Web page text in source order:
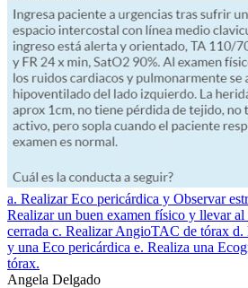
a. Realizar Eco pericárdica y Observar
Realizar un buen examen físico y llevar al
cerrada c. Realizar AngioTAC de tórax
y una Eco pericárdica e. Realiza una
tórax.
Angela Delgado